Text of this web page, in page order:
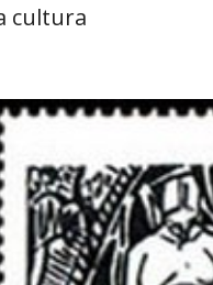
cultura